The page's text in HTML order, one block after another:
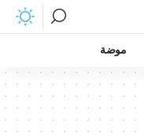
موضة